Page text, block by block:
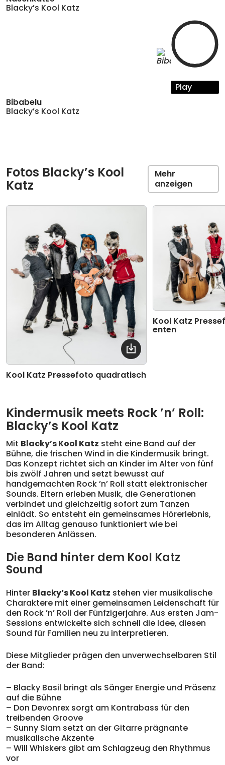
Blacky’s Kool Katz
Play
Bibabelu
Blacky’s Kool Katz
Fotos Blacky’s Kool
Katz
Mehr
anzeigen
Kool Katz Pressefoto quadratisch
Kool Katz
enten
Kindermusik meets Rock ’n’ Roll:
Blacky’s Kool Katz
Mit Blacky’s Kool Katz steht eine Band auf der
Bühne, die frischen Wind in die Kindermusik bringt.
Das Konzept richtet sich an Kinder im Alter von fünf
bis zwölf Jahren und setzt bewusst auf
handgemachten Rock ’n’ Roll statt elektronischer
Sounds. Eltern erleben Musik, die Generationen
verbindet und gleichzeitig sofort zum Tanzen
einlädt. So entsteht ein gemeinsames Hörerlebnis,
das im Alltag genauso funktioniert wie bei
besonderen Anlässen.
Die Band hinter dem Kool Katz
Sound
Hinter Blacky’s Kool Katz stehen vier musikalische
Charaktere mit einer gemeinsamen Leidenschaft für
den Rock ’n’ Roll der Fünfzigerjahre. Aus ersten Jam-
Sessions entwickelte sich schnell die Idee, diesen
Sound für Familien neu zu interpretieren.
Diese Mitglieder prägen den unverwechselbaren Stil
der Band:
– Blacky Basil bringt als Sänger Energie und Präsenz
auf die Bühne
– Don Devonrex sorgt am Kontrabass für den
treibenden Groove
– Sunny Siam setzt an der Gitarre prägnante
musikalische Akzente
– Will Whiskers gibt am Schlagzeug den Rhythmus
vor